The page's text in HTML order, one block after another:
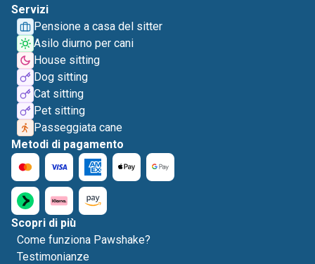
Servizi
Pensione a casa del sitter
Asilo diurno per cani
House sitting
Dog sitting
Cat sitting
Pet sitting
Passeggiata cane
Metodi di pagamento
Scopri di più
Come funziona Pawshake?
Testimonianze